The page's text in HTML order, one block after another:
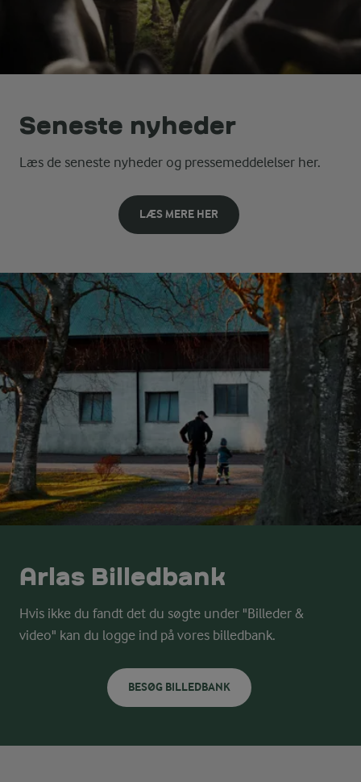
Seneste nyheder
Læs de seneste nyheder og pressemeddelelser her.
LÆS MERE HER
Arlas Billedbank
Hvis ikke du fandt det du søgte under "Billeder &
video" kan du logge ind på vores billedbank.
BESØG BILLEDBANK